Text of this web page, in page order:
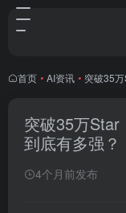
首页 • AI资讯 • 突破35
突破35万Star
到底有多强？
4个月前发布